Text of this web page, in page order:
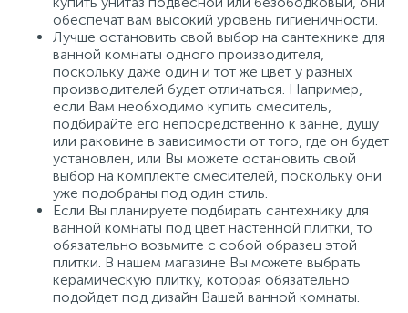
обеспечат вам высокий уровень гигиеничности.
Лучше остановить свой выбор на сантехнике для
ванной комнаты одного производителя,
поскольку даже один и тот же цвет у разных
производителей будет отличаться. Например,
если Вам необходимо купить смеситель,
подбирайте его непосредственно к ванне, душу
или раковине в зависимости от того, где он будет
установлен, или Вы можете остановить свой
выбор на комплекте смесителей, поскольку они
уже подобраны под один стиль.
Если Вы планируете подбирать сантехнику для
ванной комнаты под цвет настенной плитки, то
обязательно возьмите с собой образец этой
плитки. В нашем магазине Вы можете выбрать
керамическую плитку, которая обязательно
подойдет под дизайн Вашей ванной комнаты.